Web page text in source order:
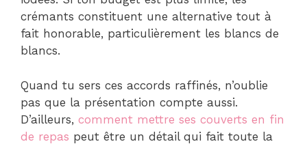
crémants constituent une alternative tout à
fait honorable, particulièrement les blancs de
blancs.
Quand tu sers ces accords raffinés, n’oublie
pas que la présentation compte aussi.
D’ailleurs, comment mettre ses couverts en fin
de repas peut être un détail qui fait toute la